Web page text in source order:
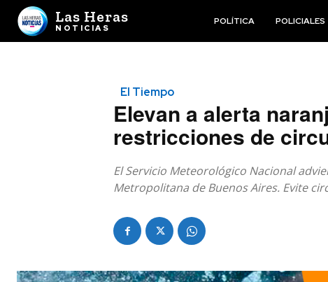
Las Heras
NOTICIAS
POLÍTICA POLICIALES
El Tiempo
Elevan a alerta
restricciones de
El Servicio Meteorológico Nacional
Metropolitana de Buenos Aires. Evite